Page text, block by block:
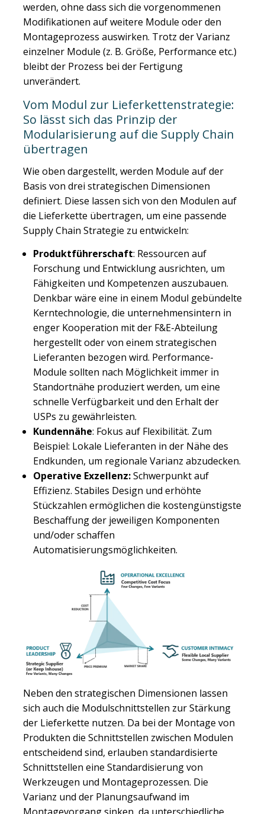
werden, ohne dass sich die vorgenommenen
Modifikationen auf weitere Module oder den
Montageprozess auswirken. Trotz der Varianz
einzelner Module (z. B. Größe, Performance etc.)
bleibt der Prozess bei der Fertigung
unverändert.
Vom Modul zur Lieferkettenstrategie:
So lässt sich das Prinzip der
Modularisierung auf die Supply Chain
übertragen
Wie oben dargestellt, werden Module auf der
Basis von drei strategischen Dimensionen
definiert. Diese lassen sich von den Modulen auf
die Lieferkette übertragen, um eine passende
Supply Chain Strategie zu entwickeln:
Produktführerschaft: Ressourcen auf
Forschung und Entwicklung ausrichten, um
Fähigkeiten und Kompetenzen auszubauen.
Denkbar wäre eine in einem Modul gebündelte
Kerntechnologie, die unternehmensintern in
enger Kooperation mit der F&E-Abteilung
hergestellt oder von einem strategischen
Lieferanten bezogen wird. Performance-
Module sollten nach Möglichkeit immer in
Standortnähe produziert werden, um eine
schnelle Verfügbarkeit und den Erhalt der
USPs zu gewährleisten.
Kundennähe: Fokus auf Flexibilität. Zum
Beispiel: Lokale Lieferanten in der Nähe des
Endkunden, um regionale Varianz abzudecken.
Operative Exzellenz:Schwerpunkt auf
Effizienz. Stabiles Design und erhöhte
Stückzahlen ermöglichen die kostengünstigste
Beschaffung der jeweiligen Komponenten
und/oder schaffen
Automatisierungsmöglichkeiten.
Neben den strategischen Dimensionen lassen
sich auch die Modulschnittstellen zur Stärkung
der Lieferkette nutzen. Da bei der Montage von
Produkten die Schnittstellen zwischen Modulen
entscheidend sind, erlauben standardisierte
Schnittstellen eine Standardisierung von
Werkzeugen und Montageprozessen. Die
Varianz und der Planungsaufwand im